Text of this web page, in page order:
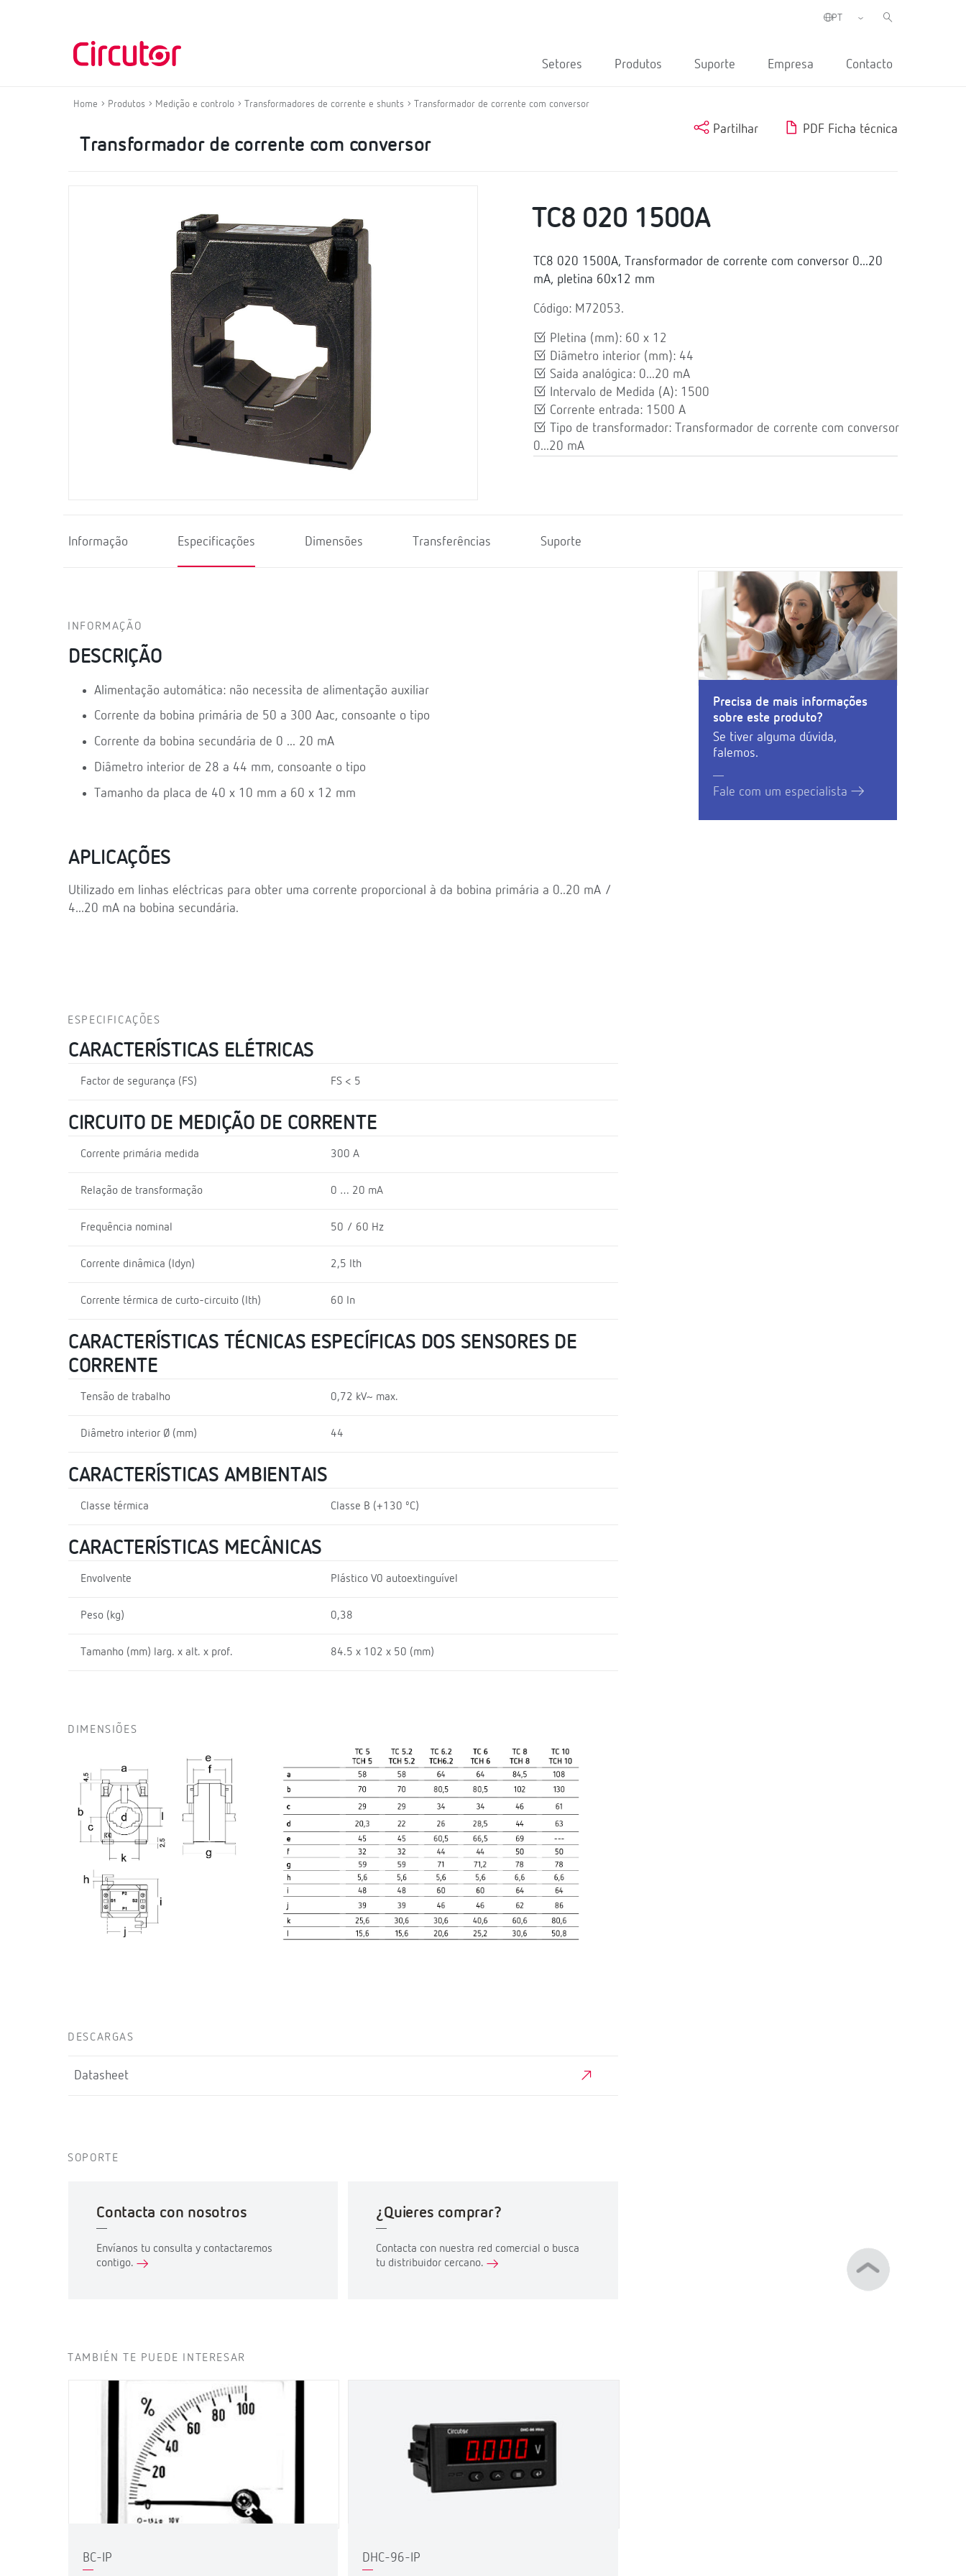
Setores Produtos Suporte Empresa Contacto
Home Produtos Medição e controlo Transformadores de corrente e shunts Transformador de corrente com conversor
Transformador de corrente com conversor
Partilhar PDF Ficha técnica
TC8 020 1500A
TC8 020 1500A, Transformador de corrente com conversor 0...20
mA, pletina 60x12 mm
Código: M72053.
Pletina (mm): 60 x 12
Diâmetro interior (mm): 44
Saida analógica: 0...20 mA
Intervalo de Medida (A): 1500
Corrente entrada: 1500 A
Tipo de transformador: Transformador de corrente com conversor
0...20 mA
Informação Especificações Dimensões Transferências Suporte
INFORMAÇÃO
DESCRIÇÃO
Alimentação automática: não necessita de alimentação auxiliar
Corrente da bobina primária de 50 a 300 Aac, consoante o tipo
Corrente da bobina secundária de 0 ... 20 mA
Diâmetro interior de 28 a 44 mm, consoante o tipo
Tamanho da placa de 40 x 10 mm a 60 x 12 mm
APLICAÇÕES
Utilizado em linhas eléctricas para obter uma corrente proporcional à da bobina primária a 0..20 mA /
4...20 mA na bobina secundária.
Precisa de mais informações
sobre este produto?
Se tiver alguma dúvida,
falemos.
Fale com um especialista
ESPECIFICAÇÕES
CARACTERÍSTICAS ELÉTRICAS
Factor de segurança (FS) FS < 5
CIRCUITO DE MEDIÇÃO DE CORRENTE
Corrente primária medida 300 A
Relação de transformação 0 … 20 mA
Frequência nominal 50 / 60 Hz
Corrente dinâmica (Idyn) 2,5 Ith
Corrente térmica de curto-circuito (Ith) 60 In
CARACTERÍSTICAS TÉCNICAS ESPECÍFICAS DOS SENSORES DE
CORRENTE
Tensão de trabalho 0,72 kV~ max.
Diâmetro interior Ø (mm) 44
CARACTERÍSTICAS AMBIENTAIS
Classe térmica Classe B (+130 ºC)
CARACTERÍSTICAS MECÂNICAS
Envolvente Plástico V0 autoextinguível
Peso (kg) 0,38
Tamanho (mm) larg. x alt. x prof. 84.5 x 102 x 50 (mm)
DIMENSIÕES
DESCARGAS
Datasheet
SOPORTE
Contacta con nosotros
Envíanos tu consulta y contactaremos
contigo.
¿Quieres comprar?
Contacta con nuestra red comercial o busca
tu distribuidor cercano.
TAMBIÉN TE PUEDE INTERESAR
BC-IP DHC-96-IP